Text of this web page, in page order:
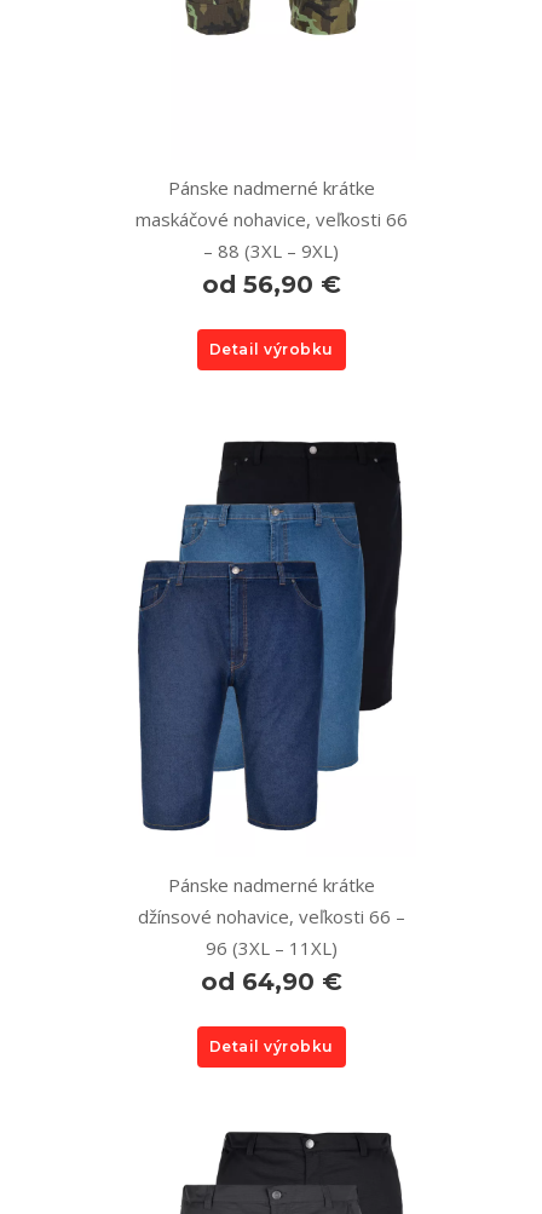
Pánske nadmerné krátke
maskáčové nohavice, veľkosti 66
– 88 (3XL – 9XL)
od 56,90 €
Detail výrobku
Pánske nadmerné krátke
džínsové nohavice, veľkosti 66 –
96 (3XL – 11XL)
od 64,90 €
Detail výrobku